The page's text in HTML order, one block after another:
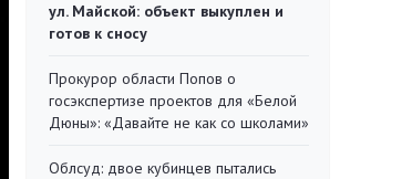
ул. Майской: объект выкуплен и
готов к сносу
Прокурор области Попов о
госэкспертизе проектов для «Белой
Дюны»: «Давайте не как со школами»
Облсуд: двое кубинцев пытались